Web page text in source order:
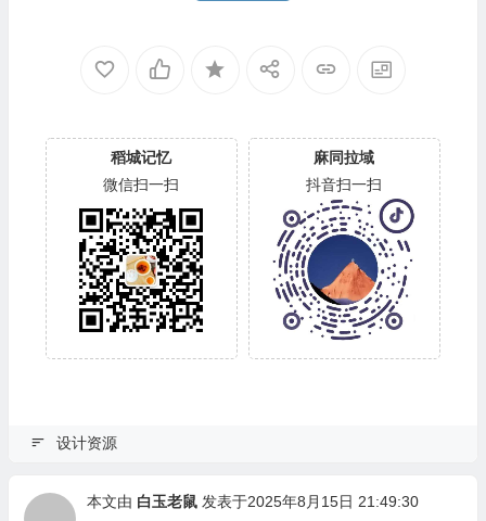
稻城记忆
微信扫一扫
麻同拉域
抖音扫一扫
设计资源
本文由 白玉老鼠 发表于2025年8月15日 21:49:30